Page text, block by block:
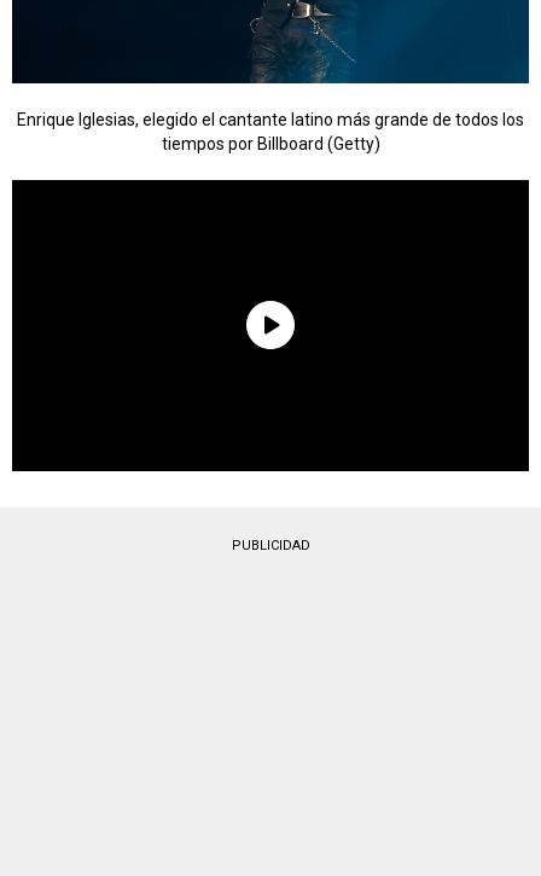
Enrique Iglesias, elegido el cantante latino más grande de todos los
tiempos por Billboard (Getty)
PUBLICIDAD